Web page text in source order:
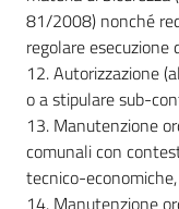
81/2008) nonché
regolare esecuzione
12. Autorizzazione
o a stipulare sub-
13. Manutenzione
comunali con
tecnico-
14. Manutenzione